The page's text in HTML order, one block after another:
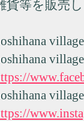
貨等を販売